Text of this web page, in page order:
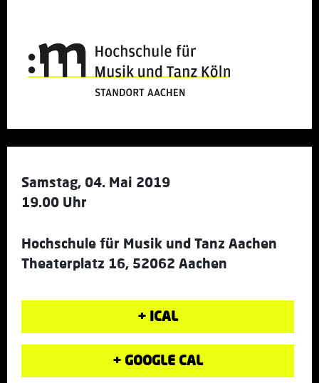
Samstag, 04. Mai 2019
19.00 Uhr
Hochschule für Musik und Tanz Aachen
Theaterplatz 16, 52062 Aachen
+ ICAL
+ GOOGLE CAL